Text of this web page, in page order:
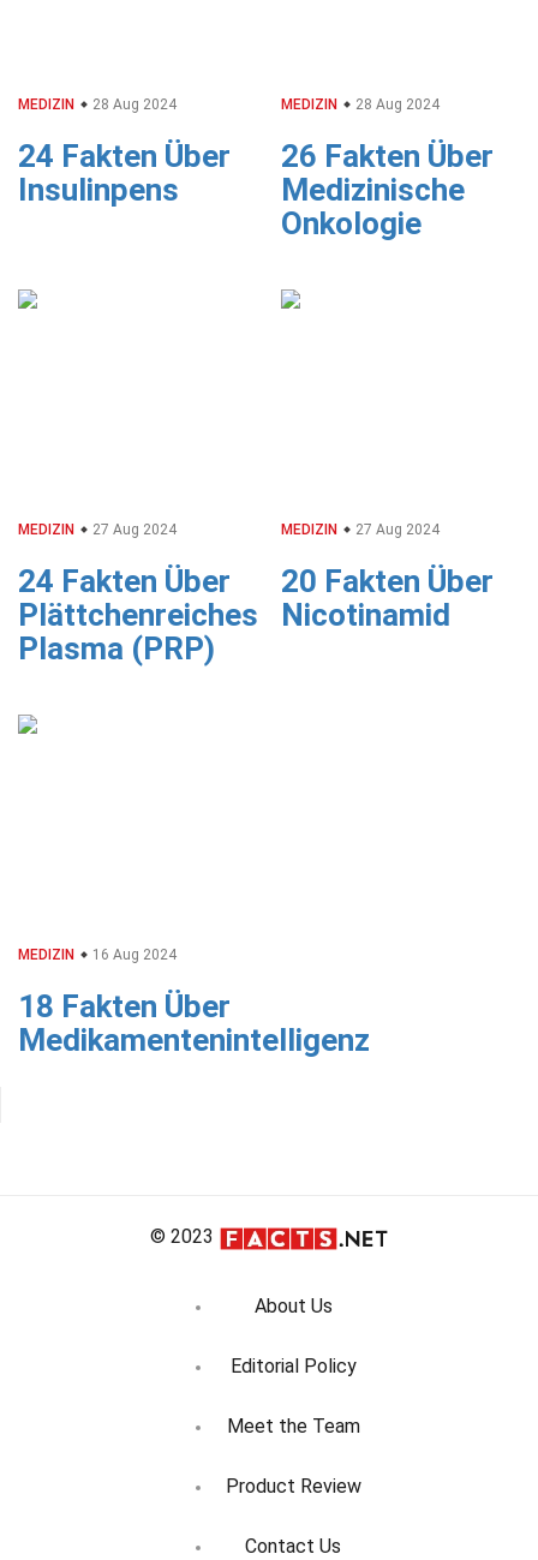
MEDIZIN 28 Aug 2024
24 Fakten Über
Insulinpens
MEDIZIN 28 Aug 2024
26 Fakten Über
Medizinische
Onkologie
MEDIZIN 27 Aug 2024
24 Fakten Über
Plättchenreiches
Plasma (PRP)
MEDIZIN 27 Aug 2024
20 Fakten Über
Nicotinamid
MEDIZIN 16 Aug 2024
18 Fakten Über
Medikamentenintelligenz
© 2023
About Us
Editorial Policy
Meet the Team
Product Review
Contact Us